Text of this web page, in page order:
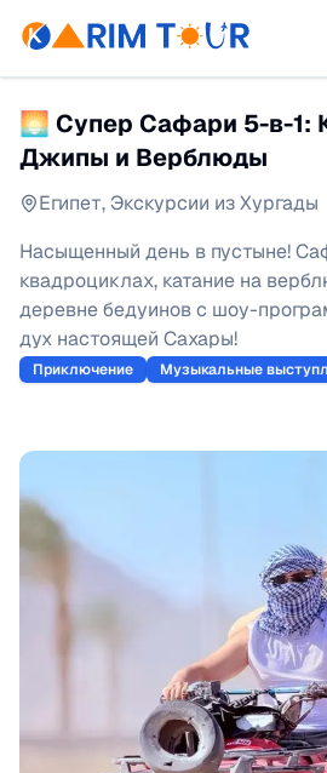
🌅 Супер Сафари 5-в-1:
Джипы и Верблюды
Египет,Экскурсии из Хургады
Насыщенный день в пустыне!
квадроциклах, катание на
деревне бедуинов с шоу-
дух настоящей Сахары!
Приключение Музыкальные